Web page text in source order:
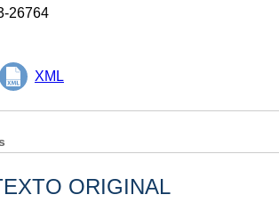
26764
XML
ORIGINAL